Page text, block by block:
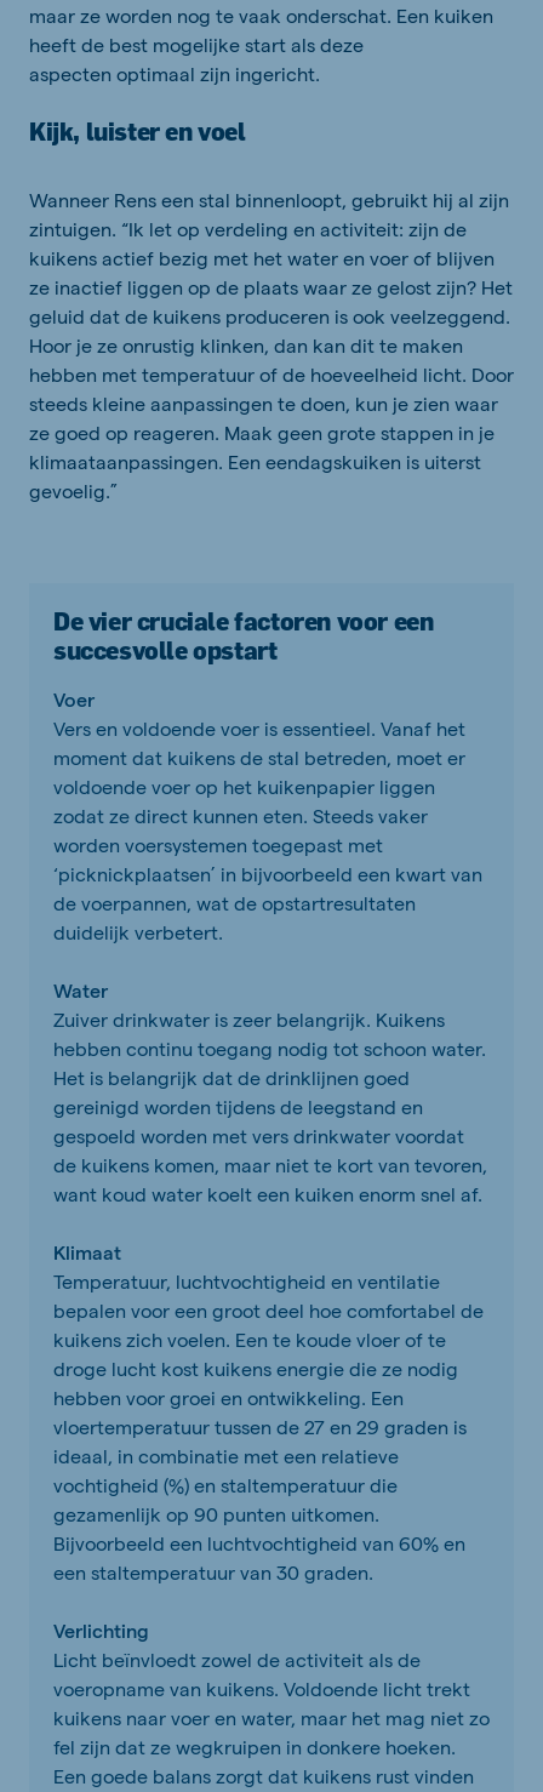
maar ze worden nog te vaak onderschat. Een kuiken
heeft de best mogelijke start als deze
aspecten optimaal zijn ingericht.
Kijk, luister en voel
Wanneer Rens een stal binnenloopt, gebruikt hij al zijn
zintuigen. “Ik let op verdeling en activiteit: zijn de
kuikens actief bezig met het water en voer of blijven
ze inactief liggen op de plaats waar ze gelost zijn? Het
geluid dat de kuikens produceren is ook veelzeggend.
Hoor je ze onrustig klinken, dan kan dit te maken
hebben met temperatuur of de hoeveelheid licht. Door
steeds kleine aanpassingen te doen, kun je zien waar
ze goed op reageren. Maak geen grote stappen in je
klimaataanpassingen. Een eendagskuiken is uiterst
gevoelig.”
De vier cruciale factoren voor een
succesvolle opstart
Voer
Vers en voldoende voer is essentieel. Vanaf het
moment dat kuikens de stal betreden, moet er
voldoende voer op het kuikenpapier liggen
zodat ze direct kunnen eten. Steeds vaker
worden voersystemen toegepast met
‘picknickplaatsen’ in bijvoorbeeld een kwart van
de voerpannen, wat de opstartresultaten
duidelijk verbetert.
Water
Zuiver drinkwater is zeer belangrijk. Kuikens
hebben continu toegang nodig tot schoon water.
Het is belangrijk dat de drinklijnen goed
gereinigd worden tijdens de leegstand en
gespoeld worden met vers drinkwater voordat
de kuikens komen, maar niet te kort van tevoren,
want koud water koelt een kuiken enorm snel af.
Klimaat
Temperatuur, luchtvochtigheid en ventilatie
bepalen voor een groot deel hoe comfortabel de
kuikens zich voelen. Een te koude vloer of te
droge lucht kost kuikens energie die ze nodig
hebben voor groei en ontwikkeling. Een
vloertemperatuur tussen de 27 en 29 graden is
ideaal, in combinatie met een relatieve
vochtigheid (%) en staltemperatuur die
gezamenlijk op 90 punten uitkomen.
Bijvoorbeeld een luchtvochtigheid van 60% en
een staltemperatuur van 30 graden.
Verlichting
Licht beïnvloedt zowel de activiteit als de
voeropname van kuikens. Voldoende licht trekt
kuikens naar voer en water, maar het mag niet zo
fel zijn dat ze wegkruipen in donkere hoeken.
Een goede balans zorgt dat kuikens rust vinden